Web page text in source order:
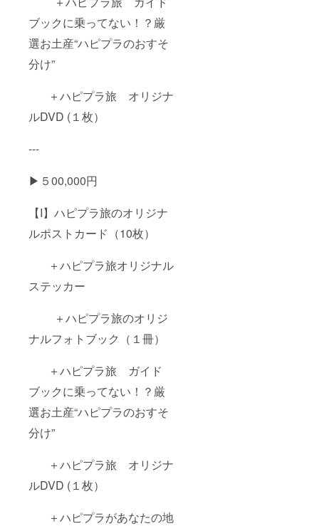
ブックに乗ってない！？厳
選お土産“ハピプラのおすそ
分け”
＋ハピプラ旅 オリジナ
ルDVD (１枚）
---
▶︎５00,000円
【I】ハピプラ旅のオリジナ
ルポストカード（10枚）
＋ハピプラ旅オリジナル
ステッカー
＋ハピプラ旅のオリジ
ナルフォトブック（１冊）
＋ハピプラ旅 ガイド
ブックに乗ってない！？厳
選お土産“ハピプラのおすそ
分け”
＋ハピプラ旅 オリジナ
ルDVD (１枚）
＋ハピプラがあなたの地